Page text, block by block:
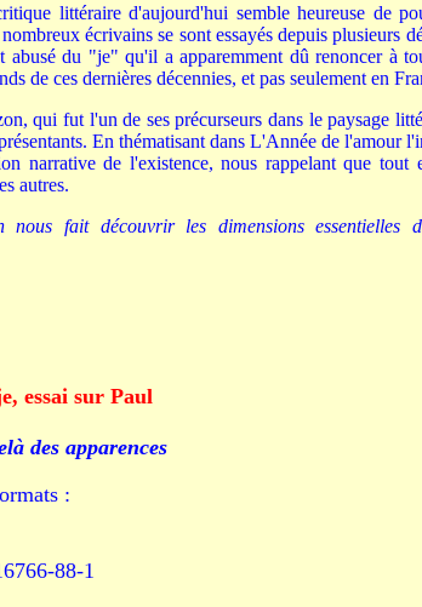
littéraire d'aujourd'hui semble heureuse de
écrivains se sont essayés depuis plusieurs
abusé du "je" qu'il a apparemment dû renoncer à
de ces dernières décennies, et pas seulement en
qui fut l'un de ses précurseurs dans le paysage
En thématisant dans L'Année de l'amour
narrative de l'existence, nous rappelant que
autres.
nous fait découvrir les dimensions
essai sur Paul
des apparences
:
88-1